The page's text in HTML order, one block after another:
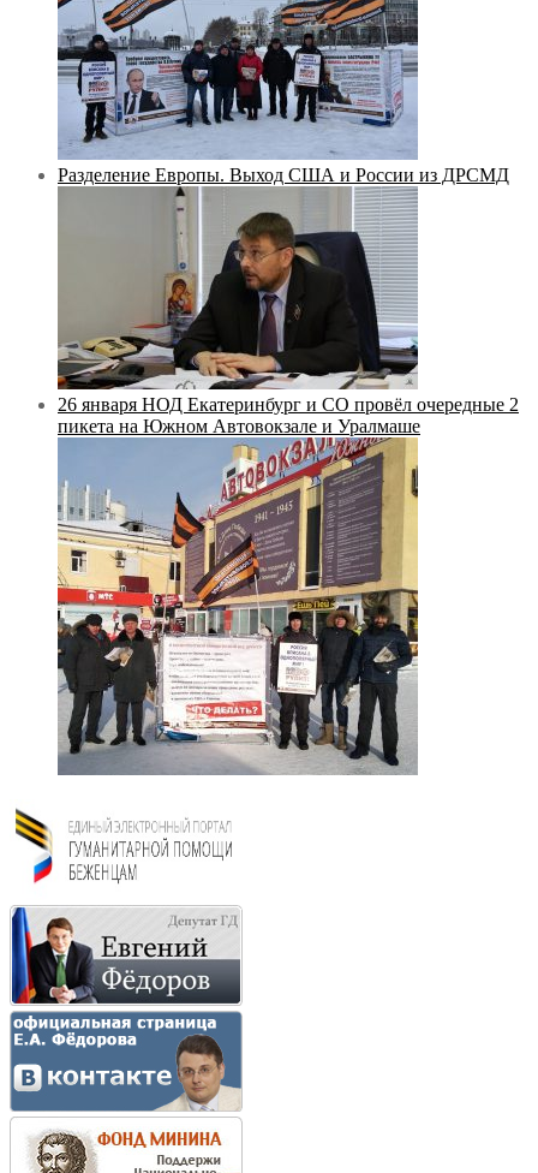
Разделение Европы. Выход США и России из ДРСМД
26 января НОД Екатеринбург и СО провёл очередные 2
пикета на Южном Автовокзале и Уралмаше